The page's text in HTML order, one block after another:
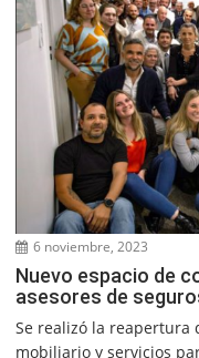
6 noviembre, 2023
Nuevo espacio de
asesores de
Se realizó la reapertura
mobiliario y servicios